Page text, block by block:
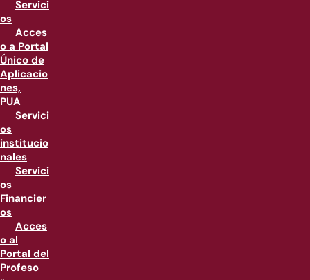
Servici
os
Acces
o a Portal
Único de
Aplicacio
nes,
PUA
Servici
os
institucio
nales
Servici
os
Financier
os
Acces
o al
Portal del
Profeso